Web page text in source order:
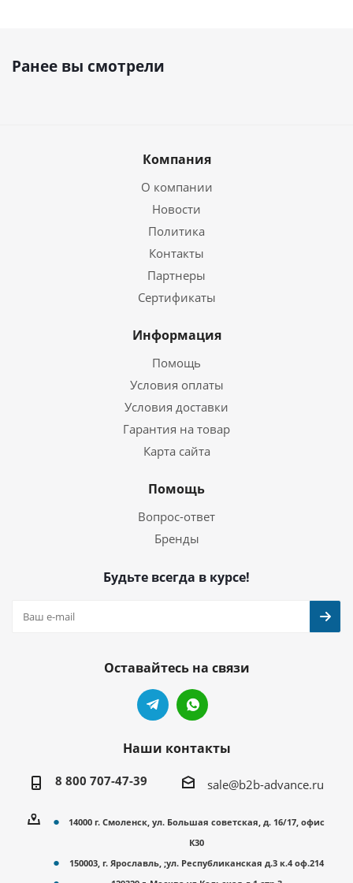
Ранее вы смотрели
Компания
О компании
Новости
Политика
Контакты
Партнеры
Сертификаты
Информация
Помощь
Условия оплаты
Условия доставки
Гарантия на товар
Карта сайта
Помощь
Вопрос-ответ
Бренды
Будьте всегда в курсе!
Оставайтесь на связи
Наши контакты
8 800 707-47-39 sale@b2b-advance.ru
14000 г. Смоленск, ул. Большая советская, д. 16/17, офис
К30
150003, г. Ярославль, ;ул. Республиканская д.3 к.4 оф.214